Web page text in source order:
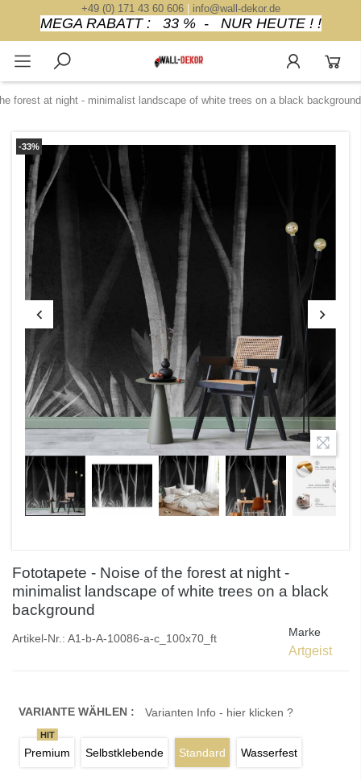
+49 (0) 171 43 60 606| info@wall-dekor.de
MEGA RABATT : 33 % - NUR HEUTE ! !
forest at night - minimalist landscape of white trees on a black background
-33%
Fototapete - Noise of the forest at night -
minimalist landscape of white trees on a black
background
Artikel-Nr.: A1-b-A-10086-a-c_100x70_ft Marke
Artgeist
VARIANTE WÄHLEN : Varianten Info - hier klicken ?
Premium
HIT
Selbstklebende Standard Wasserfest